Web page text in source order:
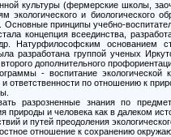
культуры (фермерские школы,
экологического и биологического
принципы учебно-
концепция всеединства,
Натурфилософским основанием
разработана группой ученых
дополнительного
- воспитание
и ответственности по отношению к
разрозненные знания по
природы и человека как в далеком
и путей преодоления
отношение к сохранению